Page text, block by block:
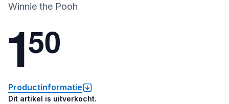
Winnie the Pooh
150
Productinformatie
Dit artikel is uitverkocht.